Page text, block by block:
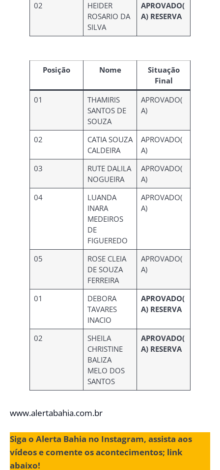
02
HEIDER
ROSARIO DA
SILVA
APROVADO(
A) RESERVA
Posição Nome
Situação
Final
01
THAMIRIS
SANTOS DE
SOUZA
APROVADO(
A)
02
CATIA SOUZA
CALDEIRA
APROVADO(
A)
03
RUTE DALILA
NOGUEIRA
APROVADO(
A)
04
LUANDA
INARA
MEDEIROS
DE
FIGUEREDO
APROVADO(
A)
05
ROSE CLEIA
DE SOUZA
FERREIRA
APROVADO(
A)
01
DEBORA
TAVARES
INACIO
APROVADO(
A) RESERVA
02
SHEILA
CHRISTINE
BALIZA
MELO DOS
SANTOS
APROVADO(
A) RESERVA
www.alertabahia.com.br
Siga o Alerta Bahia no Instagram, assista aos
vídeos e comente os acontecimentos; link
abaixo!